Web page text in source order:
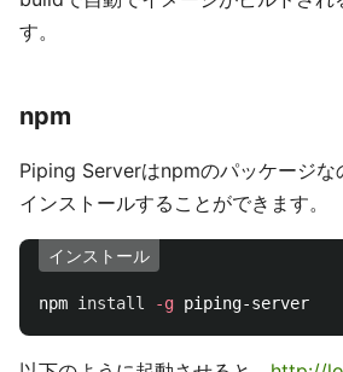
トリですが、将来はマージされる可
以下の docker run
で、バックグラ
の再起動後も自動起動で http://
Alpineベースのイメージのためそこ